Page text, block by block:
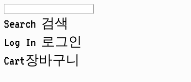
Search 검색
Log In 로그인
Cart장바구니